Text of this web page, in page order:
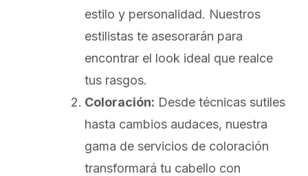
estilo y personalidad. Nuestros
estilistas te asesorarán para
encontrar el look ideal que realce
tus rasgos.
Coloración: Desde técnicas sutiles
hasta cambios audaces, nuestra
gama de servicios de coloración
transformará tu cabello con